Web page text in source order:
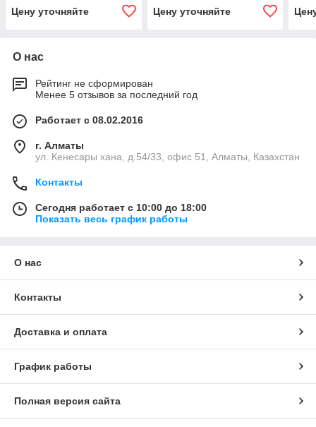
Цену уточняйте
Цену уточняйте
О нас
Рейтинг не сформирован
Менее 5 отзывов за последний год
Работает с 08.02.2016
г. Алматы
ул. Кенесары хана, д.54/33, офис 51, Алматы, Казахстан
Контакты
Сегодня работает с 10:00 до 18:00
Показать весь график работы
О нас
Контакты
Доставка и оплата
График работы
Полная версия сайта